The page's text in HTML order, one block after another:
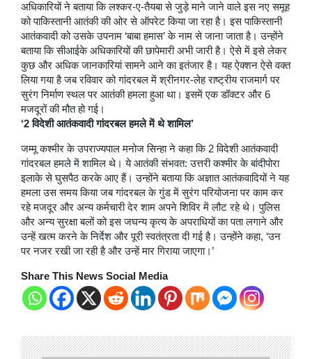
अधिकारियों ने बताया कि लश्कर-ए-तैयबा से जुड़े माने जाने वाले इस नए समूह
को पाकिस्तानी आतंकी की ओर से ऑपरेट किया जा रहा है। इस पाकिस्तानी
आतंकवादी को उसके उपनाम ‘बाबा हमास’ के नाम से जाना जाता है। उन्होंने
बताया कि सीआईके अधिकारियों की छापेमारी अभी जारी है। ऐसे में इसे लेकर
कुछ और अधिक जानकारियां सामने आने का इतंजार है। यह ऐक्शन ऐसे वक्त
लिया गया है जब रविवार को गांदरबल में श्रीनगर-लेह राष्ट्रीय राजमार्ग पर
सुरंग निर्माण स्थल पर आतंकी हमला हुआ था। इसमें एक डॉक्टर और 6
मजदूरों की मौत हो गई।
‘2 विदेशी आतंकवादी गांदरबल हमले में थे शामिल’
जम्मू कश्मीर के उपराज्यपाल मनोज सिन्हा ने कहा कि 2 विदेशी आतंकवादी
गांदरबल हमले में शामिल थे। ये आतंकी संभवत: उत्तरी कश्मीर के बांदीपोरा
इलाके से घुसपैठ करके आए हैं। उन्होंने बताया कि अज्ञात आतंकवादियों ने यह
हमला उस समय किया जब गांदरबल के गुंड में सुरंग परियोजना पर काम कर
रहे मजदूर और अन्य कर्मचारी देर शाम अपने शिविर में लौट रहे थे। पुलिस
और अन्य सुरक्षा बलों को इस जघन्य कृत्य के अपराधियों का पता लगाने और
उन्हें खत्म करने के निर्देश और पूरी स्वतंत्रता दी गई है। उन्होंने कहा, ‘उन
पर नजर रखी जा रही है और उन्हें मार गिराया जाएगा।’
Share This News Social Media